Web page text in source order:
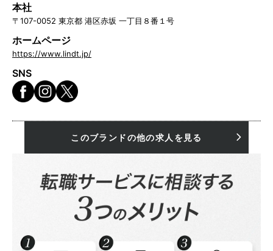
本社
〒107-0052 東京都 港区赤坂 一丁目８番１号
ホームページ
https://www.lindt.jp/
SNS
このブランドの他の求人を見る